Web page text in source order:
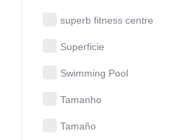
superb fitness centre
Superficie
Swimming Pool
Tamanho
Tamaño